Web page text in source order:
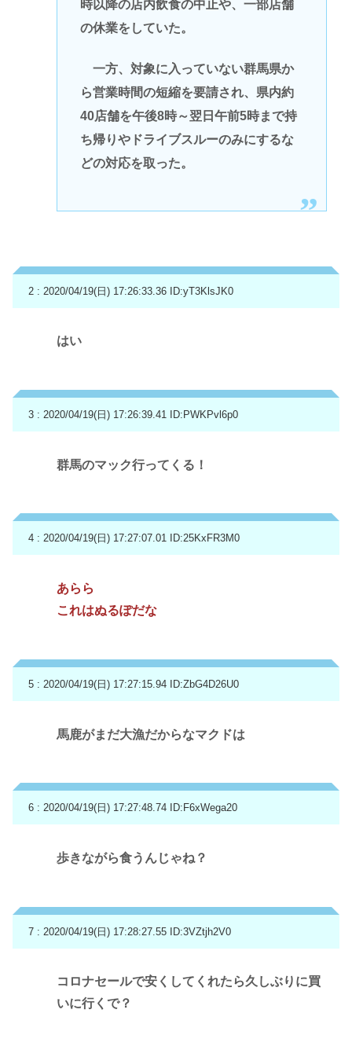
時以降の店内飲食の中止や、一部店舗
の休業をしていた。
一方、対象に入っていない群馬県か
ら営業時間の短縮を要請され、県内約
40店舗を午後8時～翌日午前5時まで持
ち帰りやドライブスルーのみにするな
どの対応を取った。
2 : 2020/04/19(日) 17:26:33.36 ID:yT3KlsJK0
はい
3 : 2020/04/19(日) 17:26:39.41 ID:PWKPvl6p0
群馬のマック行ってくる！
4 : 2020/04/19(日) 17:27:07.01 ID:25KxFR3M0
あらら
これはぬるぽだな
5 : 2020/04/19(日) 17:27:15.94 ID:ZbG4D26U0
馬鹿がまだ大漁だからなマクドは
6 : 2020/04/19(日) 17:27:48.74 ID:F6xWega20
歩きながら食うんじゃね？
7 : 2020/04/19(日) 17:28:27.55 ID:3VZtjh2V0
コロナセールで安くしてくれたら久しぶりに買
いに行くで？